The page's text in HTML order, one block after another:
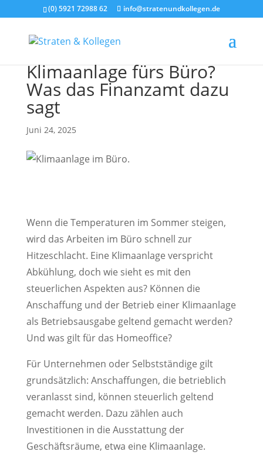
(0) 5921 72988 62 info@stratenundkollegen.de
Klimaanlage fürs Büro?
Was das Finanzamt dazu
sagt
Juni 24, 2025
Wenn die Temperaturen im Sommer steigen,
wird das Arbeiten im Büro schnell zur
Hitzeschlacht. Eine Klimaanlage verspricht
Abkühlung, doch wie sieht es mit den
steuerlichen Aspekten aus? Können die
Anschaffung und der Betrieb einer Klimaanlage
als Betriebsausgabe geltend gemacht werden?
Und was gilt für das Homeoffice?
Für Unternehmen oder Selbstständige gilt
grundsätzlich: Anschaffungen, die betrieblich
veranlasst sind, können steuerlich geltend
gemacht werden. Dazu zählen auch
Investitionen in die Ausstattung der
Geschäftsräume, etwa eine Klimaanlage.